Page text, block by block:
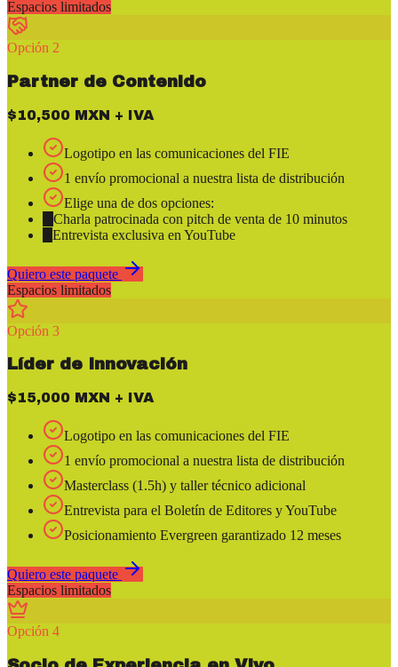
Espacios limitados
Opción 2
Partner de Contenido
$10,500 MXN + IVA
Logotipo en las comunicaciones del FIE
1 envío promocional a nuestra lista de distribución
Elige una de dos opciones:
Charla patrocinada con pitch de venta de 10 minutos
Entrevista exclusiva en YouTube
Quiero este paquete
Espacios limitados
Opción 3
Líder de Innovación
$15,000 MXN + IVA
Logotipo en las comunicaciones del FIE
1 envío promocional a nuestra lista de distribución
Masterclass (1.5h) y taller técnico adicional
Entrevista para el Boletín de Editores y YouTube
Posicionamiento Evergreen garantizado 12 meses
Quiero este paquete
Espacios limitados
Opción 4